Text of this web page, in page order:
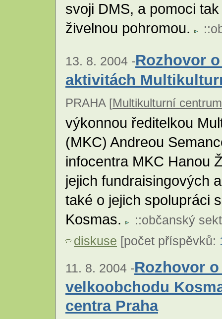
svoji DMS, a pomoci
živelnou pohromou.
::
13. 8. 2004 -Rozhovor
aktivitách
PRAHA [Multikulturní
výkonnou ředitelkou
(MKC) Andreou
infocentra MKC Hanou
jejich fundraisingových
také o jejich spolupráci
Kosmas.
::občanský
diskuse [počet příspěvků:
11. 8. 2004 -Rozhovor
velkoobchodu
centra Praha